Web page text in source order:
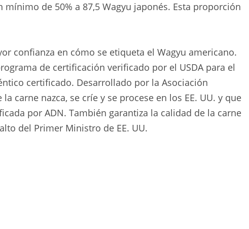
de 50% a 87,5 Wagyu japonés. Esta proporción
confianza en cómo se etiqueta el Wagyu americano.
de certificación verificado por el USDA para el
certificado. Desarrollado por la Asociación
carne nazca, se críe y se procese en los EE. UU. y que
por ADN. También garantiza la calidad de la carne
del Primer Ministro de EE. UU.